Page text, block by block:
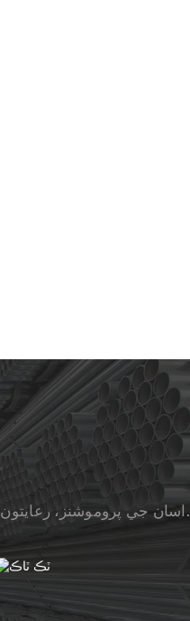
اسان جي پروموشنز، رعايتون، سيلز، ۽ خاص آڇن سان باخبر رهڻ لاءِ اسان جي نيوز ليٽر لاءِ سائن اپ ڪريو.